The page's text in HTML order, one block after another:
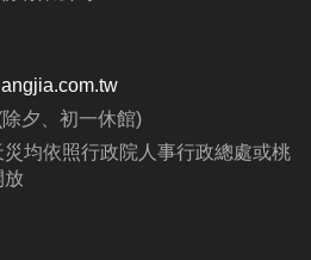
夕、初一休館)
均依照行政院人事行政總處或桃
放